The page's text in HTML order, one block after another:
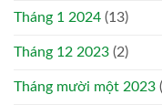
Tháng 1 2024 (13)
Tháng 12 2023 (2)
Tháng mười một 2023